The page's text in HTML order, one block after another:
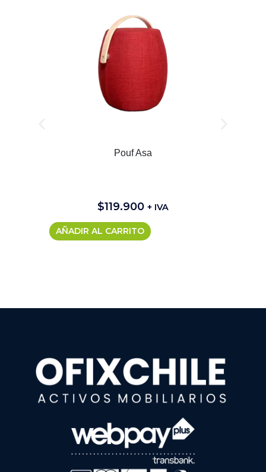
Pouf Asa
$119.900 + IVA
AÑADIR AL CARRITO